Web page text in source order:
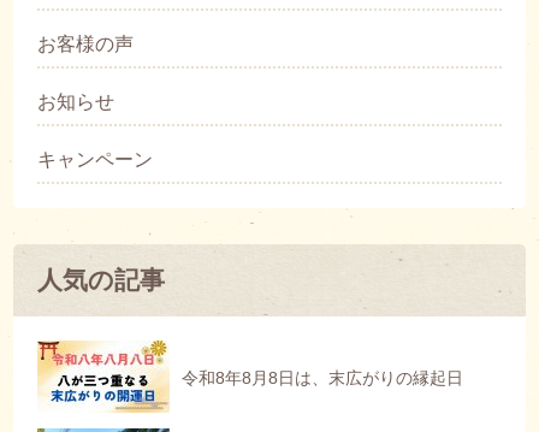
お客様の声
お知らせ
キャンペーン
人気の記事
令和8年8月8日は、末広がりの縁起日